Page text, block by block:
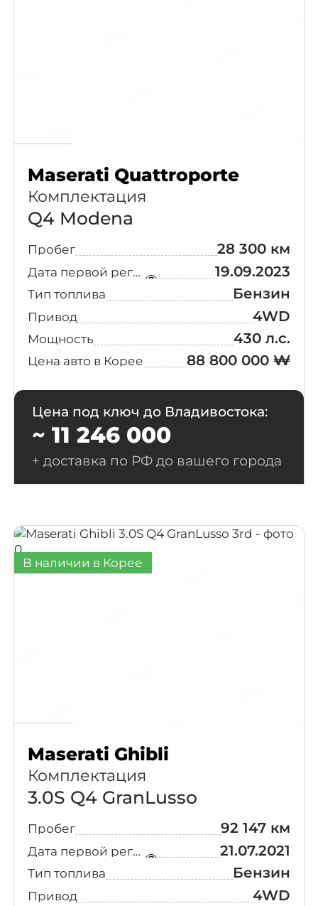
Maserati Quattroporte
Комплектация
Q4 Modena
Пробег 28 300 км
Дата первой регистрации 19.09.2023
Тип топлива Бензин
Привод 4WD
Мощность 430 л.с.
Цена авто в Корее 88 800 000 ₩
Цена под ключ до Владивостока:
~ 11 246 000
+ доставка по РФ до вашего города
В наличии в Корее
Maserati Ghibli
Комплектация
3.0S Q4 GranLusso
Пробег 92 147 км
Дата первой регистрации 21.07.2021
Тип топлива Бензин
Привод 4WD